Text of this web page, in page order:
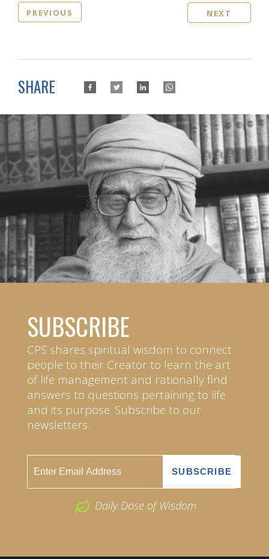
PREVIOUS NEXT
SHARE
SUBSCRIBE
CPS shares spiritual wisdom to connect
people to their Creator to learn the art
of life management and rationally find
answers to questions pertaining to life
and its purpose. Subscribe to our
newsletters.
Daily Dose of Wisdom